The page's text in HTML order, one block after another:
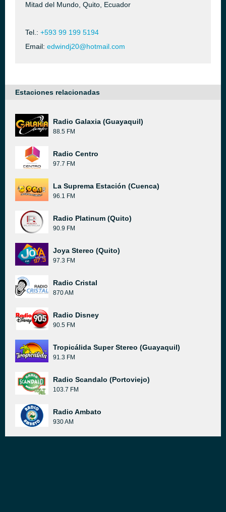
Mitad del Mundo, Quito, Ecuador
Tel.: +593 99 199 5194
Email: edwindj20@hotmail.com
Estaciones relacionadas
Radio Galaxia (Guayaquil)
88.5 FM
Radio Centro
97.7 FM
La Suprema Estación (Cuenca)
96.1 FM
Radio Platinum (Quito)
90.9 FM
Joya Stereo (Quito)
97.3 FM
Radio Cristal
870 AM
Radio Disney
90.5 FM
Tropicálida Super Stereo (Guayaquil)
91.3 FM
Radio Scandalo (Portoviejo)
103.7 FM
Radio Ambato
930 AM